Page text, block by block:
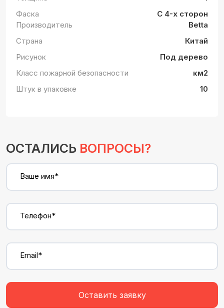
Фаска
С 4-х сторон
Производитель
Betta
Страна
Китай
Рисунок
Под дерево
Класс пожарной безопасности
км2
Штук в упаковке
10
ОСТАЛИСЬ ВОПРОСЫ?
Ваше имя*
Телефон*
Email*
Оставить заявку